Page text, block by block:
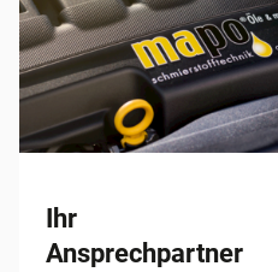
Ihr
Ansprechpartner